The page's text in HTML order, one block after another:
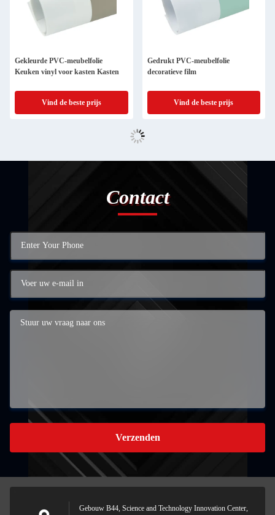
Gekleurde PVC-meubelfolie
Keuken vinyl voor kasten Kasten
Vind de beste prijs
Gedrukt PVC-meubelfolie
decoratieve film
Vind de beste prijs
Contact
Verzenden
Gebouw B44, Science and Technology Innovation Center,